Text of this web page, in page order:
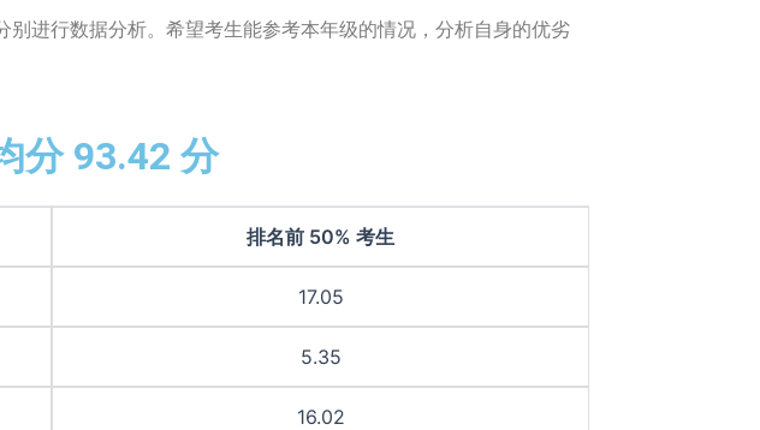
进行数据分析。希望考生能参考本年级的情况，分析自身的优劣
分 93.42 分
排名前 50% 考生
17.05
5.35
16.02